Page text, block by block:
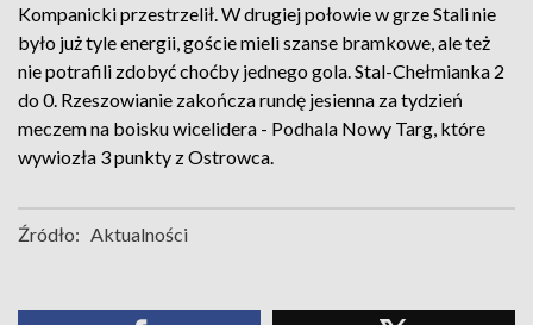
Kompanicki przestrzelił. W drugiej połowie w grze Stali nie
było już tyle energii, goście mieli szanse bramkowe, ale też
nie potrafili zdobyć choćby jednego gola. Stal-Chełmianka 2
do 0. Rzeszowianie zakończa rundę jesienna za tydzień
meczem na boisku wicelidera - Podhala Nowy Targ, które
wywiozła 3 punkty z Ostrowca.
Źródło: Aktualności